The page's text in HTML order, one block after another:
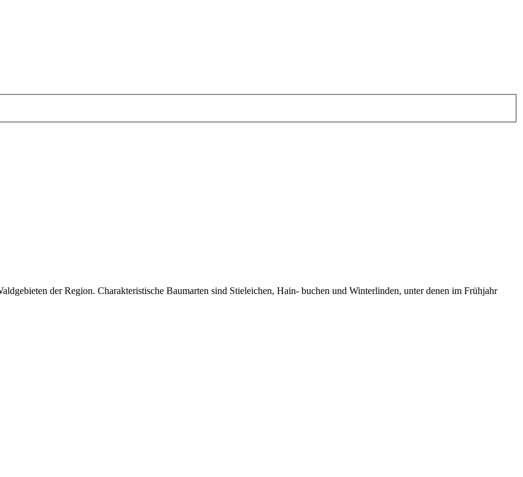
der Region. Charakteristische Baumarten sind Stieleichen, Hain- buchen und Winterlinden, unter denen im Frühjahr